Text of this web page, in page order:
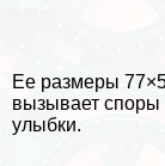
Ее размеры
вызывает споры
улыбки.